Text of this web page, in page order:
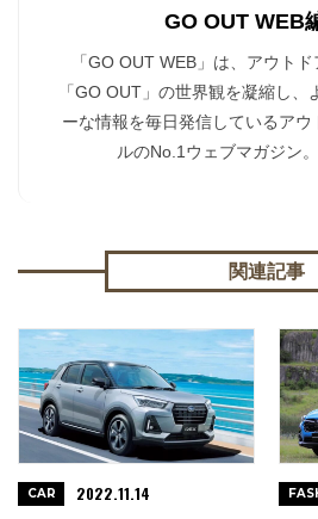
GO OUT WEB
「GO OUT WEB」は、アウト
「GO OUT」の世界観を凝縮し、
ーな情報を毎日発信しているアウ
ルのNo.1ウェブマガジン。
関連記事
CAR 2022.11.14